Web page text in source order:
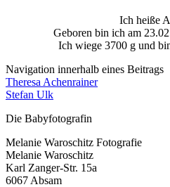
Ich heiße
Geboren bin ich am
Ich wiege 3700 g und
Navigation innerhalb eines Beitrags
Theresa Achenrainer
Stefan Ulk
Die Babyfotografin
Melanie Waroschitz Fotografie
Melanie Waroschitz
Karl Zanger-Str. 15a
6067 Absam